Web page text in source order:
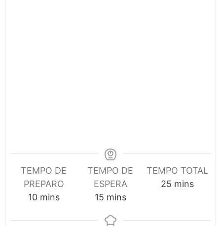
TEMPO DE
PREPARO
10minutes
mins
TEMPO DE
ESPERA
15minutes
mins
TEMPO TOTAL
25minutes
mins